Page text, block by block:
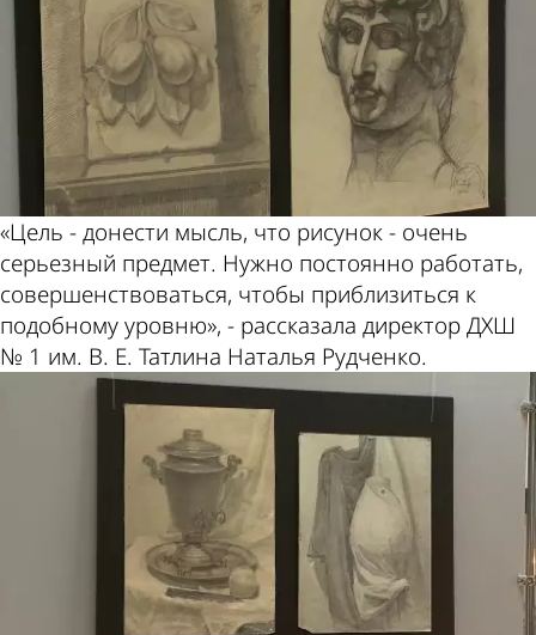
«Цель - донести мысль, что рисунок - очень
серьезный предмет. Нужно постоянно работать,
совершенствоваться, чтобы приблизиться к
подобному уровню», - рассказала директор ДХШ
№ 1 им. В. Е. Татлина Наталья Рудченко.